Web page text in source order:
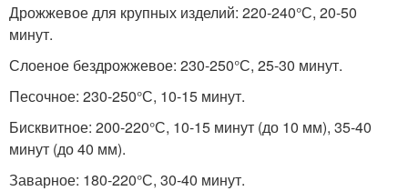
Дрожжевое для крупных изделий: 220-240°С, 20-50
минут.
Слоеное бездрожжевое: 230-250°С, 25-30 минут.
Песочное: 230-250°С, 10-15 минут.
Бисквитное: 200-220°С, 10-15 минут (до 10 мм), 35-40
минут (до 40 мм).
Заварное: 180-220°С, 30-40 минут.